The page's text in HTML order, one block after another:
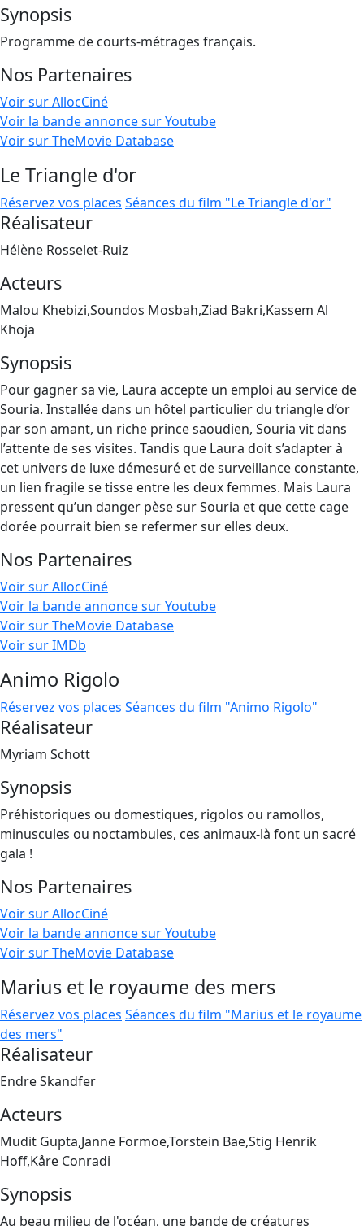
Synopsis
Programme de courts-métrages français.
Nos Partenaires
Voir sur AllocCiné
Voir la bande annonce sur Youtube
Voir sur TheMovie Database
Le Triangle d'or
Réservez vos places Séances du film "Le Triangle d'or"
Réalisateur
Hélène Rosselet-Ruiz
Acteurs
Malou Khebizi,Soundos Mosbah,Ziad Bakri,Kassem Al
Khoja
Synopsis
Pour gagner sa vie, Laura accepte un emploi au service de
Souria. Installée dans un hôtel particulier du triangle d’or
par son amant, un riche prince saoudien, Souria vit dans
l’attente de ses visites. Tandis que Laura doit s’adapter à
cet univers de luxe démesuré et de surveillance constante,
un lien fragile se tisse entre les deux femmes. Mais Laura
pressent qu’un danger pèse sur Souria et que cette cage
dorée pourrait bien se refermer sur elles deux.
Nos Partenaires
Voir sur AllocCiné
Voir la bande annonce sur Youtube
Voir sur TheMovie Database
Voir sur IMDb
Animo Rigolo
Réservez vos places Séances du film "Animo Rigolo"
Réalisateur
Myriam Schott
Synopsis
Préhistoriques ou domestiques, rigolos ou ramollos,
minuscules ou noctambules, ces animaux-là font un sacré
gala !
Nos Partenaires
Voir sur AllocCiné
Voir la bande annonce sur Youtube
Voir sur TheMovie Database
Marius et le royaume des mers
Réservez vos places Séances du film "Marius et le royaume
des mers"
Réalisateur
Endre Skandfer
Acteurs
Mudit Gupta,Janne Formoe,Torstein Bae,Stig Henrik
Hoff,Kåre Conradi
Synopsis
Au beau milieu de l'océan, une bande de créatures